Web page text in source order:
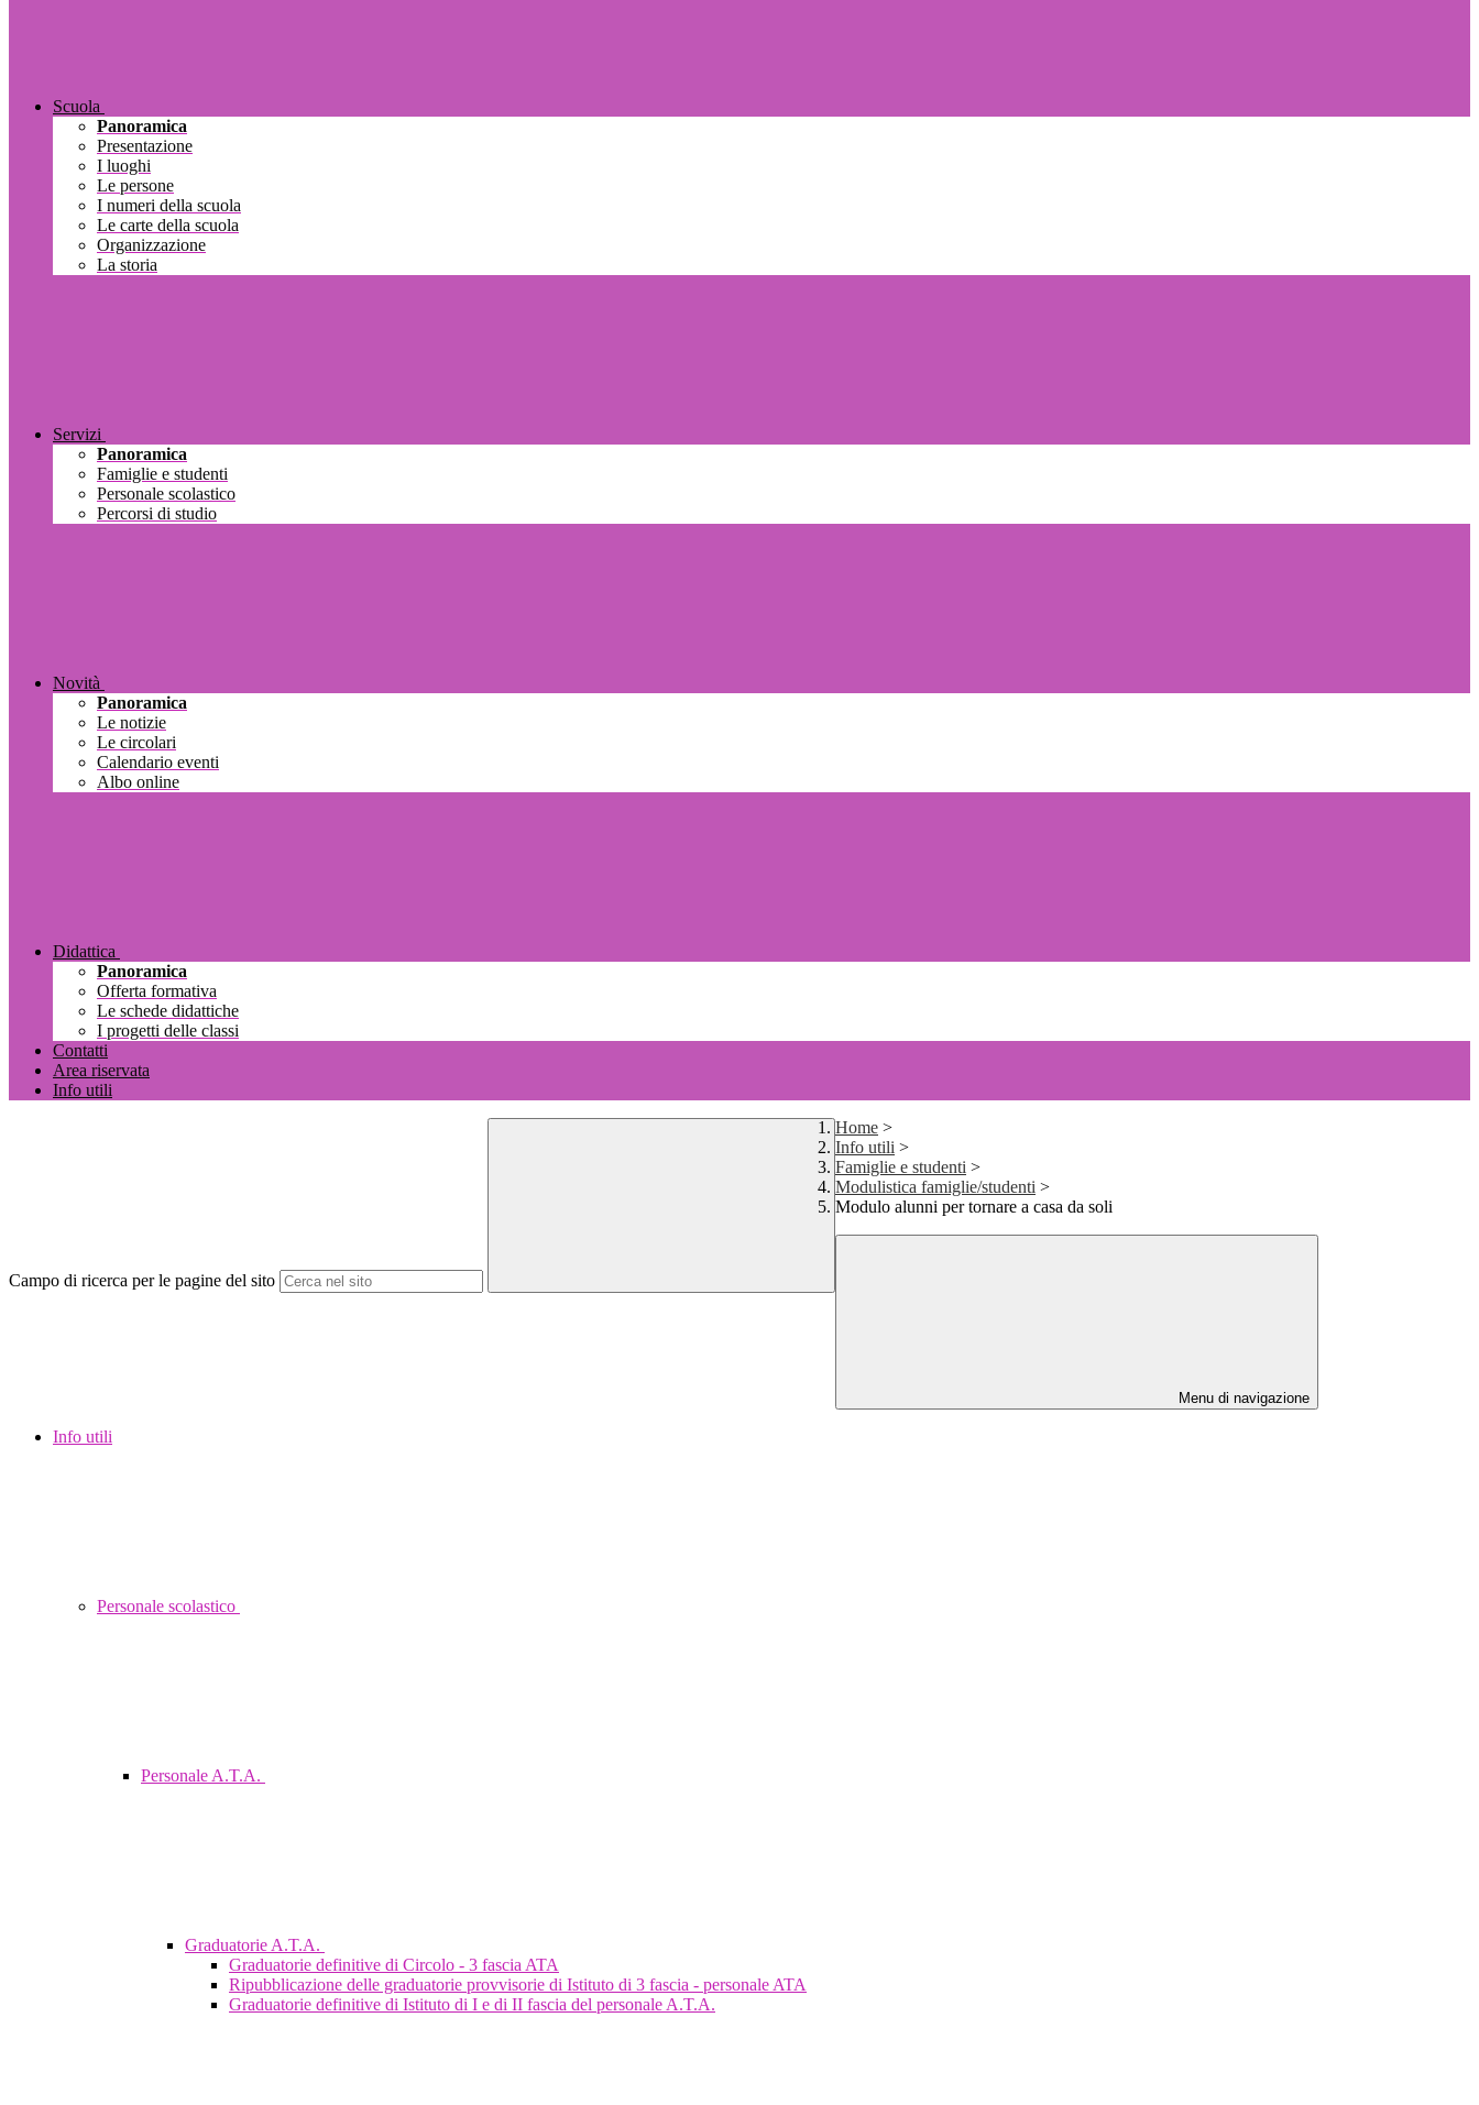
Scuola
Panoramica
Presentazione
I luoghi
Le persone
I numeri della scuola
Le carte della scuola
Organizzazione
La storia
Servizi
Panoramica
Famiglie e studenti
Personale scolastico
Percorsi di studio
Novità
Panoramica
Le notizie
Le circolari
Calendario eventi
Albo online
Didattica
Panoramica
Offerta formativa
Le schede didattiche
I progetti delle classi
Contatti
Area riservata
Info utili
Campo di ricerca per le pagine del sito
Home >
Info utili >
Famiglie e studenti >
Modulistica famiglie/studenti >
Modulo alunni per tornare a casa da soli
Menu di navigazione
Info utili
Personale scolastico
Personale A.T.A.
Graduatorie A.T.A.
Graduatorie definitive di Circolo - 3 fascia ATA
Ripubblicazione delle graduatorie provvisorie di Istituto di 3 fascia - personale ATA
Graduatorie definitive di Istituto di I e di II fascia del personale A.T.A.